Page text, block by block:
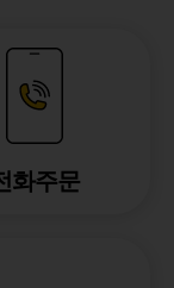
화주문